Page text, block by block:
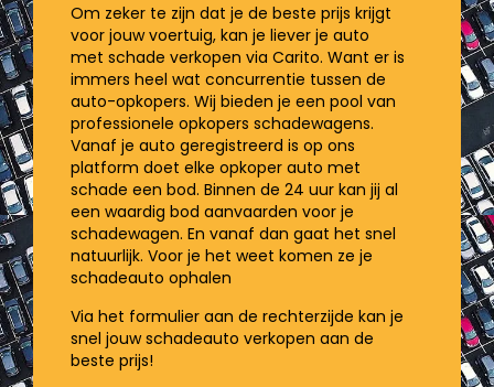
Om zeker te zijn dat je de beste prijs krijgt
voor jouw voertuig, kan je liever je auto
met schade verkopen via Carito. Want er is
immers heel wat concurrentie tussen de
auto-opkopers. Wij bieden je een pool van
professionele opkopers schadewagens.
Vanaf je auto geregistreerd is op ons
platform doet elke opkoper auto met
schade een bod. Binnen de 24 uur kan jij al
een waardig bod aanvaarden voor je
schadewagen. En vanaf dan gaat het snel
natuurlijk. Voor je het weet komen ze je
schadeauto ophalen
Via het formulier aan de rechterzijde kan je
snel jouw schadeauto verkopen aan de
beste prijs!